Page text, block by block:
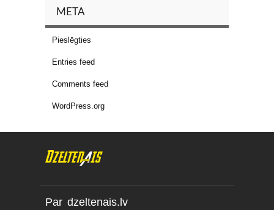
META
Pieslēgties
Entries feed
Comments feed
WordPress.org
Par dzeltenais.lv